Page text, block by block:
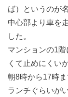
ば）というのが
中心部より車を
した。
マンションの1
くて止めにくい
朝8時から17時
ランチぐらいが